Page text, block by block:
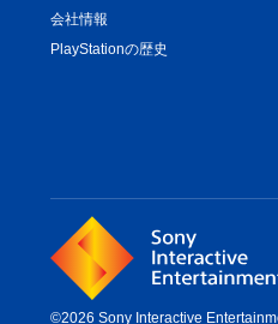
会社情報
PlayStationの歴史
©2026 Sony Interactive